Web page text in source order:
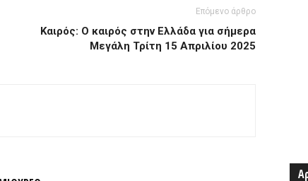
Επόμενο άρθρο
Καιρός: Ο καιρός στην Ελλάδα για σήμερα
Μεγάλη Τρίτη 15 Απριλίου 2025